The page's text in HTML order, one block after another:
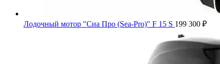
Лодочный мотор "Сиа Про (Sea-Pro)" F 15 S 199 300 ₽